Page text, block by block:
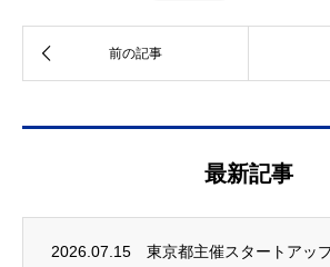
最新記事
2026.07.15